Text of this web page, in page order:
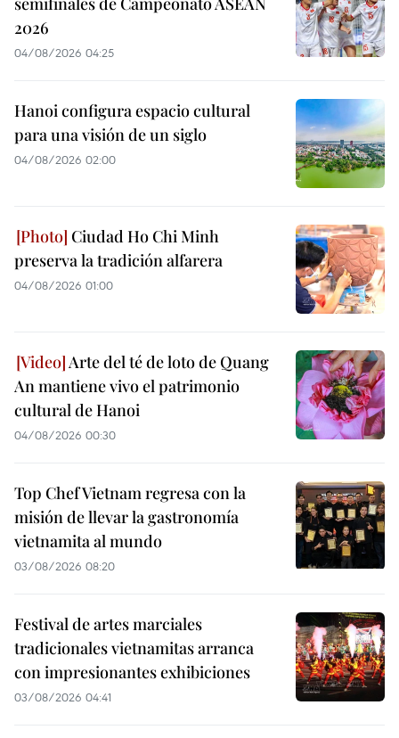
2026
04/08/2026 04:25
Hanoi configura espacio cultural
para una visión de un siglo
04/08/2026 02:00
Ciudad Ho Chi Minh
preserva la tradición alfarera
04/08/2026 01:00
Arte del té de loto de Quang
An mantiene vivo el patrimonio
cultural de Hanoi
04/08/2026 00:30
Top Chef Vietnam regresa con la
misión de llevar la gastronomía
vietnamita al mundo
03/08/2026 08:20
Festival de artes marciales
tradicionales vietnamitas arranca
con impresionantes exhibiciones
03/08/2026 04:41